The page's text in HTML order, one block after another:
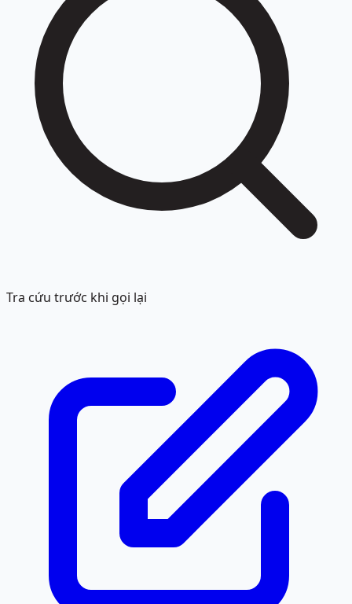
Tra cứu trước khi gọi lại